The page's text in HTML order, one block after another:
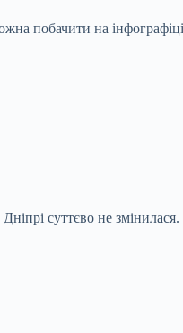
побачити на
суттєво не